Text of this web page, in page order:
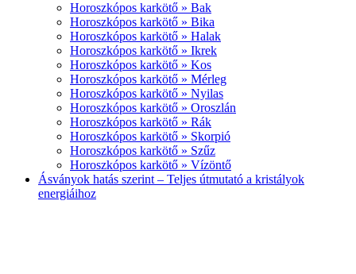
Horoszkópos karkötő » Bak
Horoszkópos karkötő » Bika
Horoszkópos karkötő » Halak
Horoszkópos karkötő » Ikrek
Horoszkópos karkötő » Kos
Horoszkópos karkötő » Mérleg
Horoszkópos karkötő » Nyilas
Horoszkópos karkötő » Oroszlán
Horoszkópos karkötő » Rák
Horoszkópos karkötő » Skorpió
Horoszkópos karkötő » Szűz
Horoszkópos karkötő » Vízöntő
Ásványok hatás szerint – Teljes útmutató a kristályok
energiáihoz